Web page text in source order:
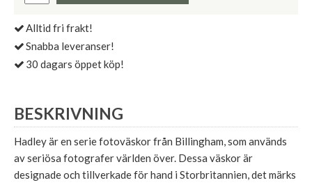
Alltid fri frakt!
Snabba leveranser!
30 dagars öppet köp!
BESKRIVNING
Hadley är en serie fotoväskor från Billingham, som används
av seriösa fotografer världen över. Dessa väskor är
designade och tillverkade för hand i Storbritannien, det märks